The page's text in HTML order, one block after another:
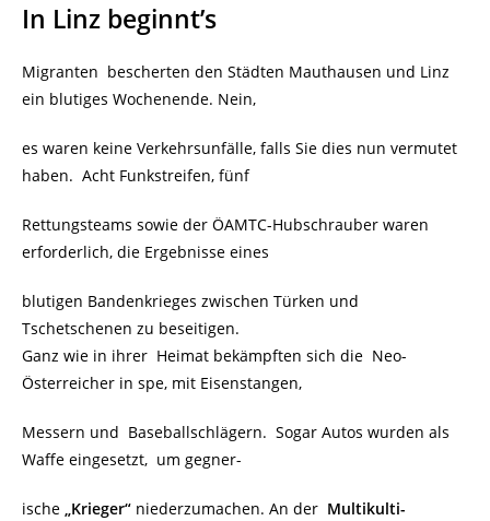
In Linz beginnt’s
Migranten bescherten den Städten Mauthausen und Linz
ein blutiges Wochenende. Nein,
es waren keine Verkehrsunfälle, falls Sie dies nun vermutet
haben. Acht Funkstreifen, fünf
Rettungsteams sowie der ÖAMTC-Hubschrauber waren
erforderlich, die Ergebnisse eines
blutigen Bandenkrieges zwischen Türken und
Tschetschenen zu beseitigen.
Ganz wie in ihrer Heimat bekämpften sich die Neo-
Österreicher in spe, mit Eisenstangen,
Messern und Baseballschlägern. Sogar Autos wurden als
Waffe eingesetzt, um gegner-
ische „Krieger“ niederzumachen. An der Multikulti-